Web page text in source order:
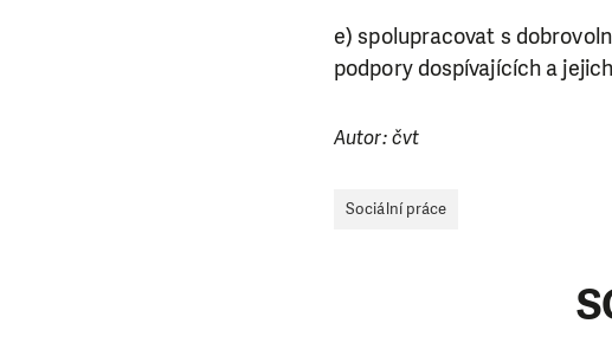
e) spolupracovat s
podpory dospívajících a
Autor: čvt
Sociální práce